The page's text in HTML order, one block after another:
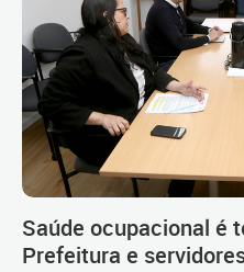
Saúde ocupacional é
Prefeitura e